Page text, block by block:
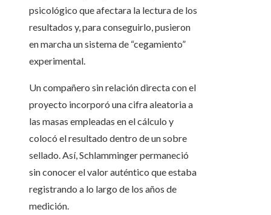
psicológico que afectara la lectura de los
resultados y, para conseguirlo, pusieron
en marcha un sistema de “cegamiento”
experimental.
Un compañero sin relación directa con el
proyecto incorporó una cifra aleatoria a
las masas empleadas en el cálculo y
colocó el resultado dentro de un sobre
sellado. Así, Schlamminger permaneció
sin conocer el valor auténtico que estaba
registrando a lo largo de los años de
medición.